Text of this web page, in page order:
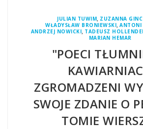
JULIAN TUWIM, ZUZANNA
WŁADYSŁAW BRONIEWSKI, ANTONI
ANDRZEJ NOWICKI, TADEUSZ
MARIAN HEMAR
"POECI
ZGROMADZENI
SWOJE ZDANIE O
TOMIE